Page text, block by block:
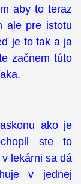
aby to teraz
ale pre istotu
je to tak a ja
začnem túto
ako je
ste to
lekárni sa dá
v jednej